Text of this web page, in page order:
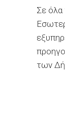
Σε όλα
των